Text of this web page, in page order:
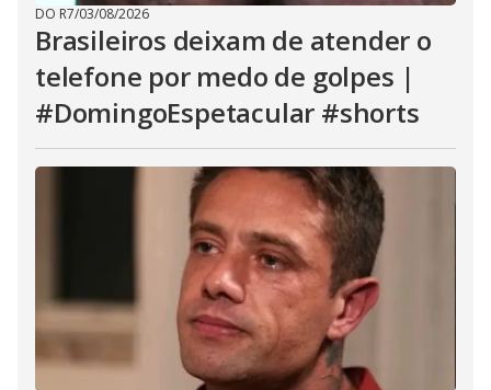
DO R7/03/08/2026
Brasileiros deixam de atender o
telefone por medo de golpes |
#DomingoEspetacular #shorts